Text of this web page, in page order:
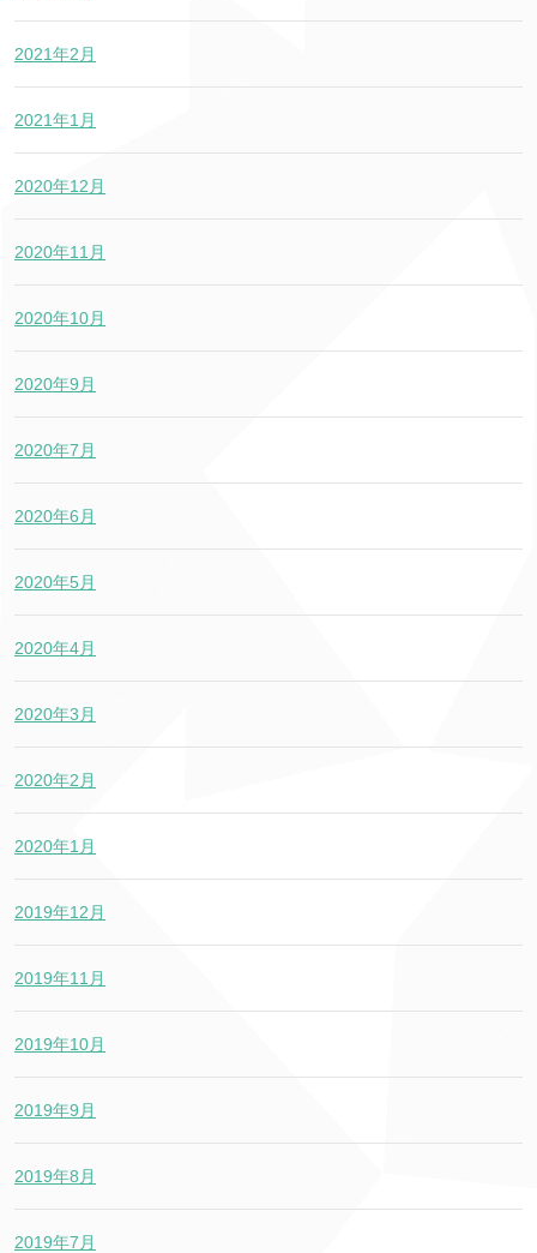
2021年2月
2021年1月
2020年12月
2020年11月
2020年10月
2020年9月
2020年7月
2020年6月
2020年5月
2020年4月
2020年3月
2020年2月
2020年1月
2019年12月
2019年11月
2019年10月
2019年9月
2019年8月
2019年7月